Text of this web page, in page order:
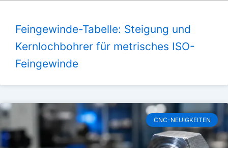
Feingewinde-Tabelle: Steigung und
Kernlochbohrer für metrisches ISO-
Feingewinde
CNC-NEUIGKEITEN